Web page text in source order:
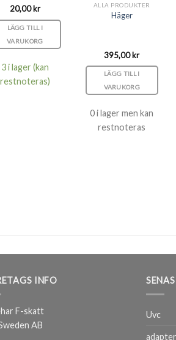
20,00kr
LÄGG TILL I
VARUKORG
3 i lager (kan
restnoteras)
ALLA PRODUKTER
Häger
395,00kr
LÄGG TILL I
VARUKORG
0 i lager men kan
restnoteras
INFO
F-skatt
AB
Uvc
adapter